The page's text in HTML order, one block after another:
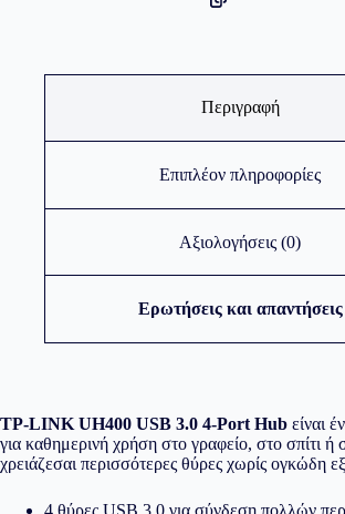
Περιγραφή
Επιπλέον πληροφορίες
Αξιολογήσεις (0)
Ερωτήσεις και απαντήσεις
TP-LINK UH400 USB 3.0 4-Port Hub είναι
για καθημερινή χρήση στο γραφείο, στο σπίτι ή
χρειάζεσαι περισσότερες θύρες χωρίς ογκώδη
4 θύρες USB 3.0 για σύνδεση πολλών